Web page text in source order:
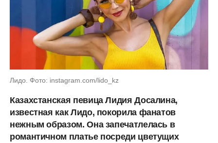
Лидо. Фото: instagram.com/lido_kz
Казахстанская певица Лидия Досалина,
известная как Лидо, покорила фанатов
нежным образом. Она запечатлелась в
романтичном платье посреди цветущих